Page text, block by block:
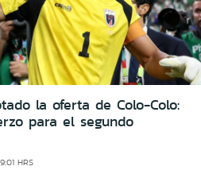
la oferta de Colo-Colo:
para el segundo
HRS